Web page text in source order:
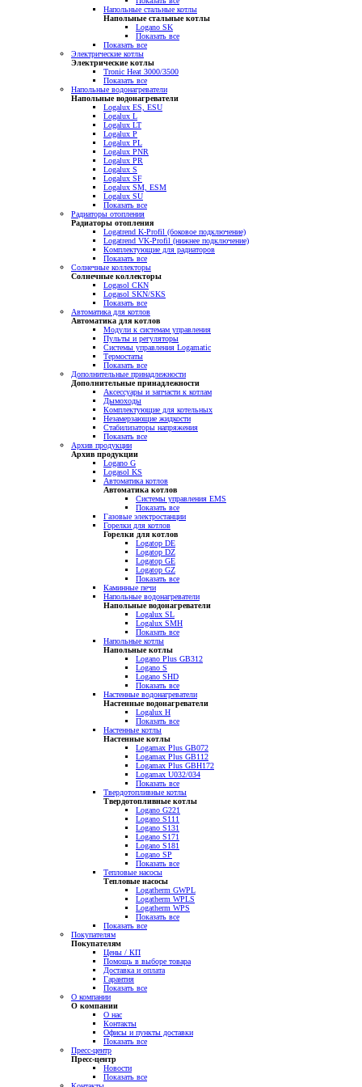
Напольные стальные котлы
Напольные стальные котлы
Logano SK
Показать все
Показать все
Электрические котлы
Электрические котлы
Tronic Heat 3000/3500
Показать все
Напольные водонагреватели
Напольные водонагреватели
Logalux ES, ESU
Logalux L
Logalux LT
Logalux P
Logalux PL
Logalux PNR
Logalux PR
Logalux S
Logalux SF
Logalux SM, ESM
Logalux SU
Показать все
Радиаторы отопления
Радиаторы отопления
Logatrend K-Profil (боковое подключение)
Logatrend VK-Profil (нижнее подключение)
Комплектующие для радиаторов
Показать все
Солнечные коллекторы
Солнечные коллекторы
Logasol CKN
Logasol SKN/SKS
Показать все
Автоматика для котлов
Автоматика для котлов
Модули к системам управления
Пульты и регуляторы
Системы управления Logamatic
Термостаты
Показать все
Дополнительные принадлежности
Дополнительные принадлежности
Аксессуары и запчасти к котлам
Дымоходы
Комплектующие для котельных
Незамерзающие жидкости
Стабилизаторы напряжения
Показать все
Архив продукции
Архив продукции
Logano G
Logasol KS
Автоматика котлов
Автоматика котлов
Системы управления EMS
Показать все
Газовые электростанции
Горелки для котлов
Горелки для котлов
Logatop DE
Logatop DZ
Logatop GE
Logatop GZ
Показать все
Каминные печи
Напольные водонагреватели
Напольные водонагреватели
Logalux SL
Logalux SMH
Показать все
Напольные котлы
Напольные котлы
Logano Plus GB312
Logano S
Logano SHD
Показать все
Настенные водонагреватели
Настенные водонагреватели
Logalux H
Показать все
Настенные котлы
Настенные котлы
Logamax Plus GB072
Logamax Plus GB112
Logamax Plus GBH172
Logamax U032/034
Показать все
Твердотопливные котлы
Твердотопливные котлы
Logano G221
Logano S111
Logano S131
Logano S171
Logano S181
Logano SP
Показать все
Тепловые насосы
Тепловые насосы
Logatherm GWPL
Logatherm WPLS
Logatherm WPS
Показать все
Показать все
Покупателям
Покупателям
Цены / КП
Помощь в выборе товара
Доставка и оплата
Гарантия
Показать все
О компании
О компании
О нас
Контакты
Офисы и пункты доставки
Показать все
Пресс-центр
Пресс-центр
Новости
Показать все